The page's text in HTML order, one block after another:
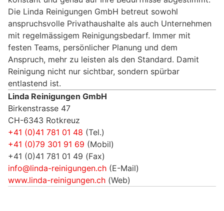
Die Linda Reinigungen GmbH betreut sowohl
anspruchsvolle Privathaushalte als auch Unternehmen
mit regelmässigem Reinigungsbedarf. Immer mit
festen Teams, persönlicher Planung und dem
Anspruch, mehr zu leisten als den Standard. Damit
Reinigung nicht nur sichtbar, sondern spürbar
entlastend ist.
Linda Reinigungen GmbH
Birkenstrasse 47
CH-6343 Rotkreuz
+41 (0)41 781 01 48 (Tel.)
+41 (0)79 301 91 69 (Mobil)
+41 (0)41 781 01 49 (Fax)
info@linda-reinigungen.ch (E-Mail)
www.linda-reinigungen.ch (Web)